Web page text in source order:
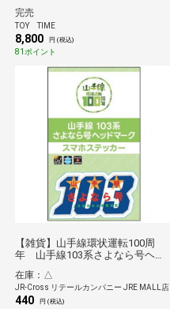
完売
TOY TIME
8,800 円 (税込)
81ポイント
【雑貨】山手線環状運転100周
年 山手線103系さよなら号ヘッ
在庫：△
JR-Cross リテールカンパニー JRE MALL店
440 円 (税込)